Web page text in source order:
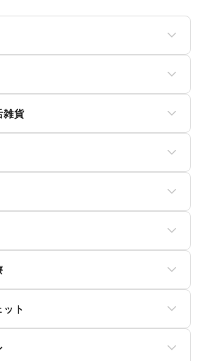
ション
ムウェア
マタニティ
ョン
ック
ェ
動販売
食品
飲食
雑貨
理器具
利品
ド
フラワー
ア・生活雑貨
プロバイダ
ー
グ・家事代行
古本
）
ス
教育
レッスン
育
グッズ
香水
プー
ト
ー